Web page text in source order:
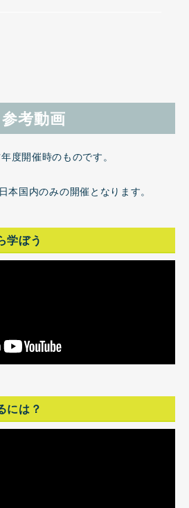
参考動画
度開催時のものです。
国内のみの開催となります。
学ぼう
には？